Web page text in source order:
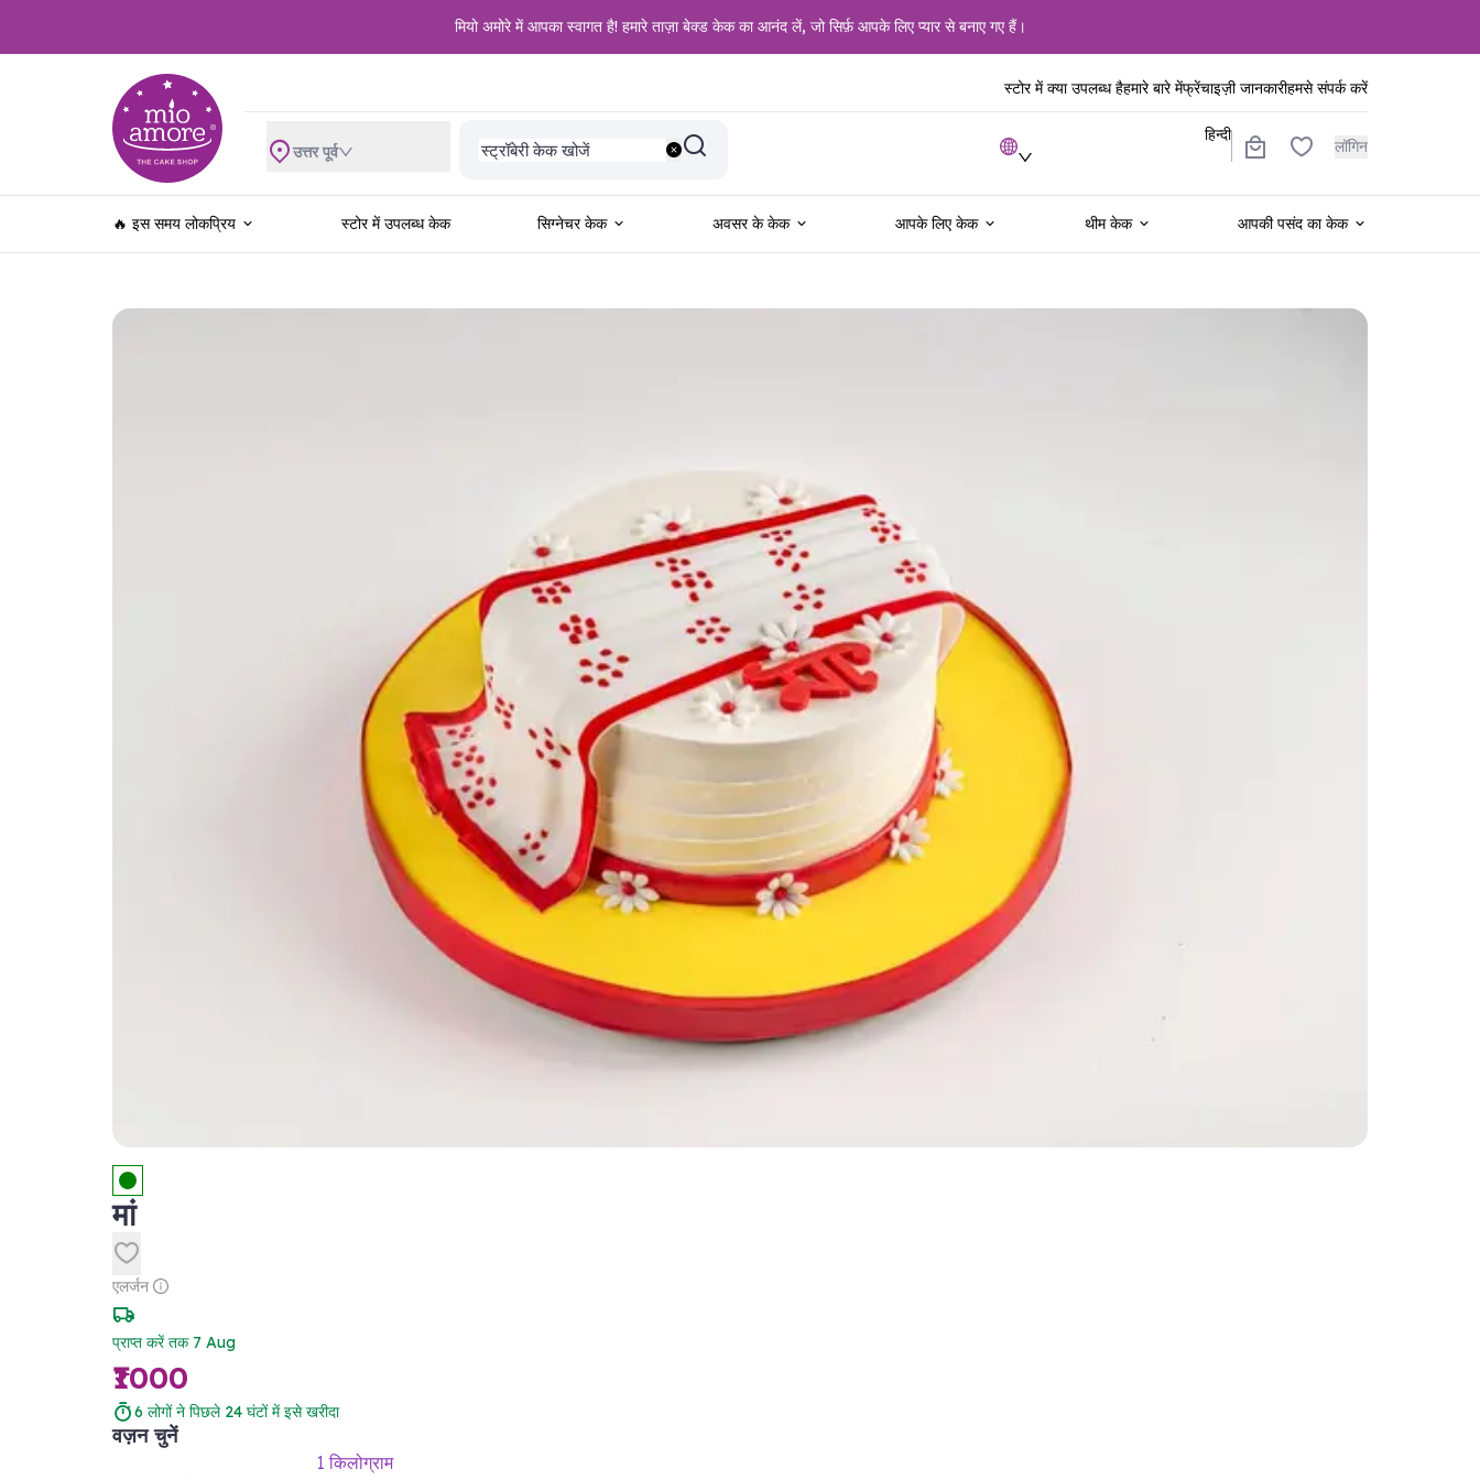
मियो अमोरे में आपका स्वागत है! हमारे ताज़ा बेक्ड केक का आनंद लें, जो सिर्फ़ आपके लिए प्यार से बनाए गए हैं।
स्टोर में क्या उपलब्ध हैहमारे बारे मेंफ्रेंचाइज़ी जानकारीहमसे संपर्क करें
उत्तर पूर्व
वनीला केक खोजें
रेड वेलवेट केक खोजें
खेल प्रेमियों के लिए खोजें
जन्मदिन के लिए खोजें
हिन्दी
लॉगिन
🔥 इस समय लोकप्रिय स्टोर में उपलब्ध केक सिग्नेचर केक अवसर के केक आपके लिए केक थीम केक आपकी पसंद का केक
मां
एलर्जन
प्राप्त करें तक 7 Aug
₹1000
6 लोगों ने पिछले 24 घंटों में इसे खरीदा
वज़न चुनें
1 किलोग्राम